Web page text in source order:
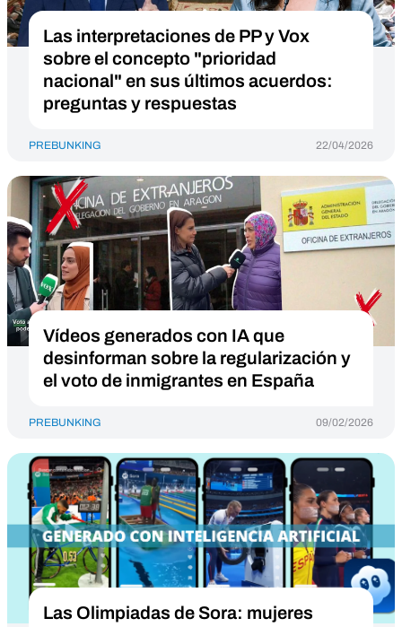
Las interpretaciones de PP y Vox
sobre el concepto "prioridad
nacional" en sus últimos acuerdos:
preguntas y respuestas
PREBUNKING 22/04/2026
Vídeos generados con IA que
desinforman sobre la regularización y
el voto de inmigrantes en España
PREBUNKING 09/02/2026
Las Olimpiadas de Sora: mujeres